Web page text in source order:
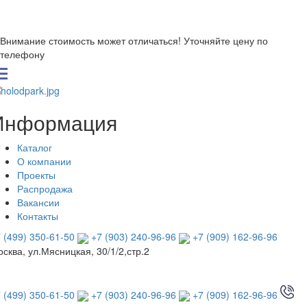
Внимание стоимость может отличаться! Уточняйте цену по
телефону
Каталог
О компании
Проекты
Распродажа
Вакансии
Контакты
(499) 350-61-50
+7 (903) 240-96-96
+7 (909) 162-96-96
ул.Мясницкая, 30/1/2,стр.2
(499) 350-61-50 +7 (903) 240-96-96 +7 (909) 162-96-96